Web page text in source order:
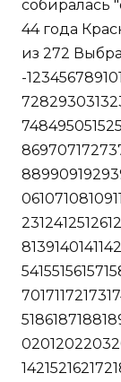
собиралась
44 года
из 272
-